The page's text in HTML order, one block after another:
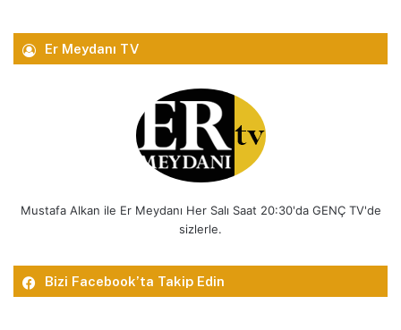
Er Meydanı TV
Mustafa Alkan ile Er Meydanı Her Salı Saat 20:30'da GENÇ TV'de
sizlerle.
Bizi Facebook’ta Takip Edin